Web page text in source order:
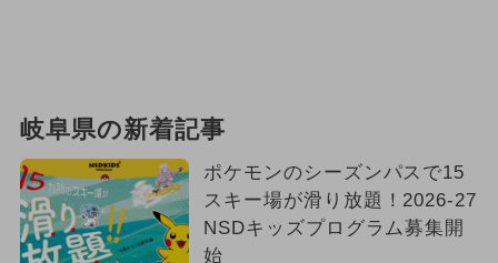
岐阜県の新着記事
ポケモンのシーズンパスで15
スキー場が滑り放題！2026-27
NSDキッズプログラム募集開
始